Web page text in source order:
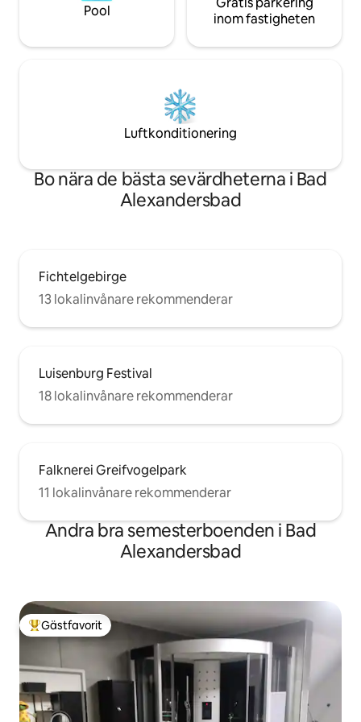
Pool
inom fastigheten
Luftkonditionering
Bo nära de bästa sevärdheterna i Bad
Alexandersbad
Fichtelgebirge
13 lokalinvånare rekommenderar
Luisenburg Festival
18 lokalinvånare rekommenderar
Falknerei Greifvogelpark
11 lokalinvånare rekommenderar
Andra bra semesterboenden i Bad
Alexandersbad
Populär gästfavorit
Gästfavorit